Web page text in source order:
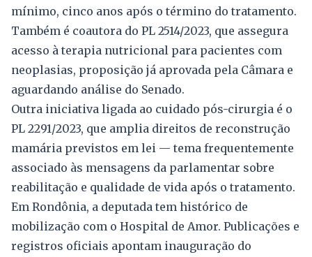
mínimo, cinco anos após o término do tratamento.
Também é coautora do PL 2514/2023, que assegura
acesso à terapia nutricional para pacientes com
neoplasias, proposição já aprovada pela Câmara e
aguardando análise do Senado.
Outra iniciativa ligada ao cuidado pós-cirurgia é o
PL 2291/2023, que amplia direitos de reconstrução
mamária previstos em lei — tema frequentemente
associado às mensagens da parlamentar sobre
reabilitação e qualidade de vida após o tratamento.
Em Rondônia, a deputada tem histórico de
mobilização com o Hospital de Amor. Publicações e
registros oficiais apontam inauguração do